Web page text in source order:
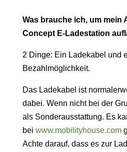
Was brauche ich, um mein
Concept E-Ladestation
2 Dinge: Ein Ladekabel und
Bezahlmöglichkeit.
Das Ladekabel ist
dabei. Wenn nicht bei der
als Sonderausstattung. Es
bei www.mobilityhouse.com
Achte darauf, dass es zur